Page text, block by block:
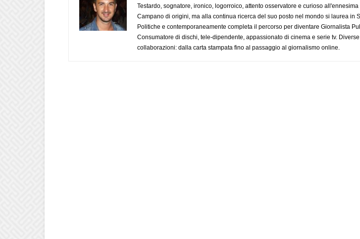
Testardo, sognatore, ironico, logorroico, attento osservatore e curioso all'ennesima
Campano di origini, ma alla continua ricerca del suo posto nel mondo si laurea in
Politiche e contemporaneamente completa il percorso per diventare Giornalista
Consumatore di dischi, tele-dipendente, appassionato di cinema e serie tv.
collaborazioni: dalla carta stampata fino al passaggio al giornalismo online.